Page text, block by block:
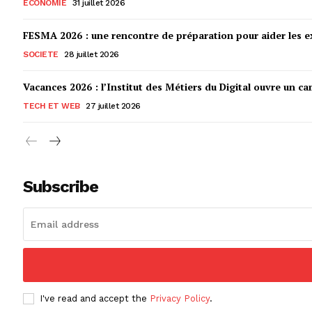
ECONOMIE 31 juillet 2026
FESMA 2026 : une rencontre de préparation pour aider les
SOCIETE 28 juillet 2026
Vacances 2026 : l’Institut des Métiers du Digital ouvre un
TECH ET WEB 27 juillet 2026
Subscribe
I've read and accept the Privacy Policy.